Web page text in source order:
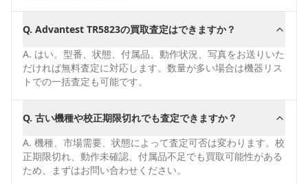
Q. Advantest TR5823の買取査定はできますか？
A. はい。型番、状態、付属品、動作状況、写真をお送りいた
だければ無料査定に対応します。数量が多い場合は機器リス
トでの一括査定も可能です。
Q. 古い機種や校正期限切れでも査定できますか？
A. 機種、市場需要、状態によって査定可否は変わります。校
正期限切れ、動作未確認、付属品不足でも買取可能性がある
ため、まずはお問い合わせください。